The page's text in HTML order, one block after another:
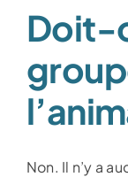
Spectacle
Médiation
Événements
Doit-
Non. Il n’y a